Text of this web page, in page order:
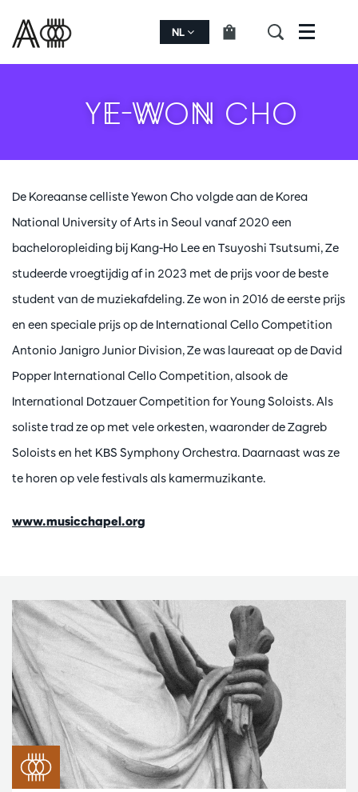
NL Menu
YE-WON CHO
De Koreaanse celliste Yewon Cho volgde aan de Korea
National University of Arts in Seoul vanaf 2020 een
bacheloropleiding bij Kang-Ho Lee en Tsuyoshi Tsutsumi, Ze
studeerde vroegtijdig af in 2023 met de prijs voor de beste
student van de muziekafdeling. Ze won in 2016 de eerste prijs
en een speciale prijs op de International Cello Competition
Antonio Janigro Junior Division, Ze was laureaat op de David
Popper International Cello Competition, alsook de
International Dotzauer Competition for Young Soloists. Als
soliste trad ze op met vele orkesten, waaronder de Zagreb
Soloists en het KBS Symphony Orchestra. Daarnaast was ze
te horen op vele festivals als kamermuzikante.
www.musicchapel.org